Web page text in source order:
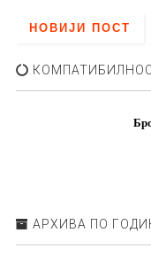
НОВИЈИ ПОСТ
АРХИВА ПО